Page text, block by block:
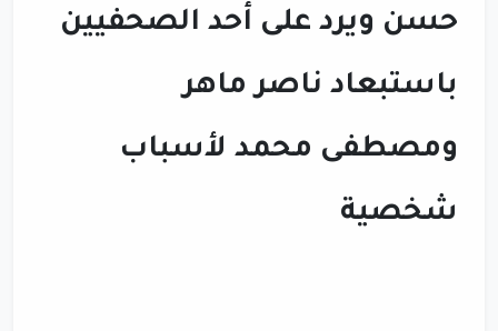
حسن ويرد على أحد الصحفيين
باستبعاد ناصر ماهر
ومصطفى محمد لأسباب
شخصية